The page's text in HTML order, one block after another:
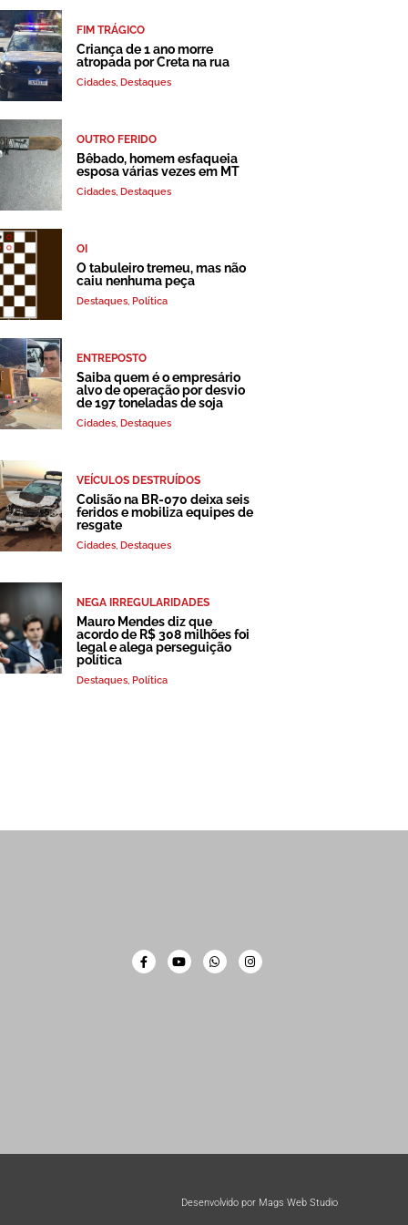
FIM TRÁGICO
Criança de 1 ano morre
atropada por Creta na rua
Cidades, Destaques
OUTRO FERIDO
Bêbado, homem esfaqueia
esposa várias vezes em MT
Cidades, Destaques
OI
O tabuleiro tremeu, mas não
caiu nenhuma peça
Destaques, Política
ENTREPOSTO
Saiba quem é o empresário
alvo de operação por desvio
de 197 toneladas de soja
Cidades, Destaques
VEÍCULOS DESTRUÍDOS
Colisão na BR-070 deixa seis
feridos e mobiliza equipes de
resgate
Cidades, Destaques
NEGA IRREGULARIDADES
Mauro Mendes diz que
acordo de R$ 308 milhões foi
legal e alega perseguição
política
Destaques, Política
Desenvolvido por Mags Web Studio